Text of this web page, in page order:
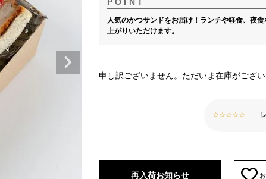
人気のかつサンドをお届け！ランチや軽食、夜
上がりいただけます。
申し訳ございません。ただいま在庫がござい
再入荷お知らせ